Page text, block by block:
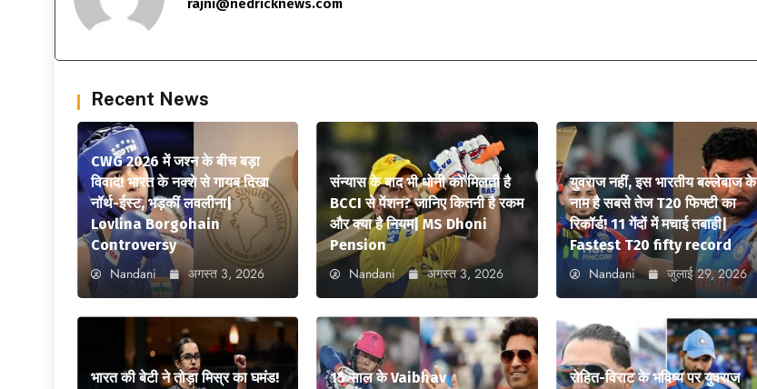
rajni@nedricknews.com
Recent News
CWG 2026 में जश्न के बीच बड़ा
विवाद! भारत के नक्शे से गायब दिखा
नॉर्थ-ईस्ट, भड़कीं लवलीना|
Lovlina Borgohain
Controversy
Nandani अगस्त 3, 2026
संन्यास के बाद भी धोनी को मिलती है
BCCI से पेंशन? जानिए कितनी है रकम
और क्या है नियम| MS Dhoni
Pension
Nandani अगस्त 3, 2026
युवराज नहीं, इस भारतीय बल्लेबाज के
नाम है सबसे तेज T20 फिफ्टी का
रिकॉर्ड! 11 गेंदों में मचाई तबाही|
Fastest T20 fifty record
Nandani जुलाई 29, 2026
भारत की बेटी ने तोड़ा मिस्र का घमंड!
15 साल के Vaibhav
रोहित-विराट के भविष्य पर युवराज